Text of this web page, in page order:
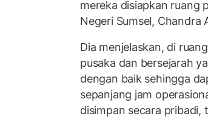
mereka disiapkan ruang
Negeri Sumsel, Chandra
Dia menjelaskan, di
pusaka dan bersejarah
dengan baik sehingga
sepanjang jam
disimpan secara